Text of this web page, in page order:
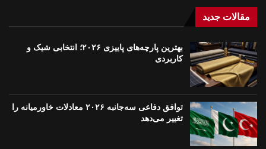
مقالات جدید
بهترین پارچه‌های پاییزی ۲۰۲۶؛ انتخابی شیک و
کاربردی
توافق دفاعی سه‌جانبه ۲۰۲۶ معادلات خاورمیانه را
تغییر می‌دهد